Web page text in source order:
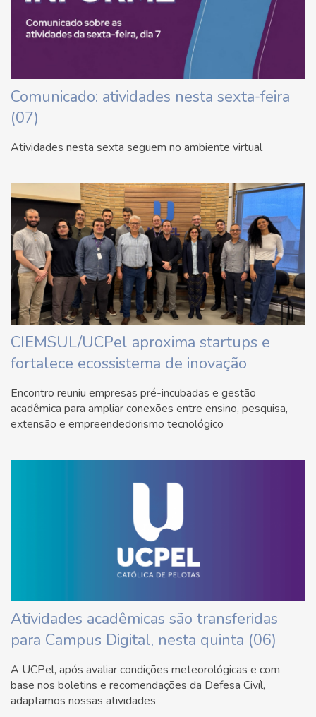
Comunicado: atividades nesta sexta-feira
(07)
Atividades nesta sexta seguem no ambiente virtual
CIEMSUL/UCPel aproxima startups e
fortalece ecossistema de inovação
Encontro reuniu empresas pré-incubadas e gestão
acadêmica para ampliar conexões entre ensino, pesquisa,
extensão e empreendedorismo tecnológico
Atividades acadêmicas são transferidas
para Campus Digital, nesta quinta (06)
A UCPel, após avaliar condições meteorológicas e com
base nos boletins e recomendações da Defesa Civíl,
adaptamos nossas atividades